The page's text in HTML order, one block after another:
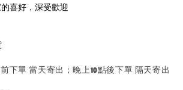
喜好，深受歡迎
下單 當天寄出；晚上10點後下單 隔天寄出